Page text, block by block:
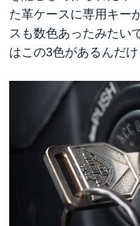
た革ケースに専用キー
スも数色あったみたい
はこの3色があるんだけ